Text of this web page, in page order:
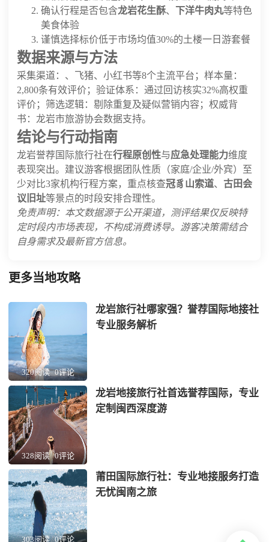
确认行程是否包含龙岩花生酥、 下洋牛肉丸等特色
美食体验
谨慎选择标价低于市场均值30%的土楼一日游套餐
数据来源与方法
采集渠道：、飞猪、小红书等8个主流平台；样本量：
2,800条有效评价；验证体系：通过回访核实32%高权重
评价；筛选逻辑：剔除重复及疑似营销内容；权威背
书：龙岩市旅游协会数据支持。
结论与行动指南
龙岩誉荐国际旅行社在行程原创性与应急处理能力维度
表现突出。建议游客根据团队性质（家庭/企业/外宾）至
少对比3家机构行程方案，重点核查冠豸山索道、 古田会
议旧址等景点的时段安排合理性。
免责声明：本文数据源于公开渠道，测评结果仅反映特
定时段内市场表现，不构成消费诱导。游客决策需结合
自身需求及最新官方信息。
更多当地攻略
320阅读 0评论
龙岩旅行社哪家强？誉荐国际地接社
专业服务解析
328阅读 0评论
龙岩地接旅行社首选誉荐国际，专业
定制闽西深度游
303阅读 0评论
莆田国际旅行社：专业地接服务打造
无忧闽南之旅